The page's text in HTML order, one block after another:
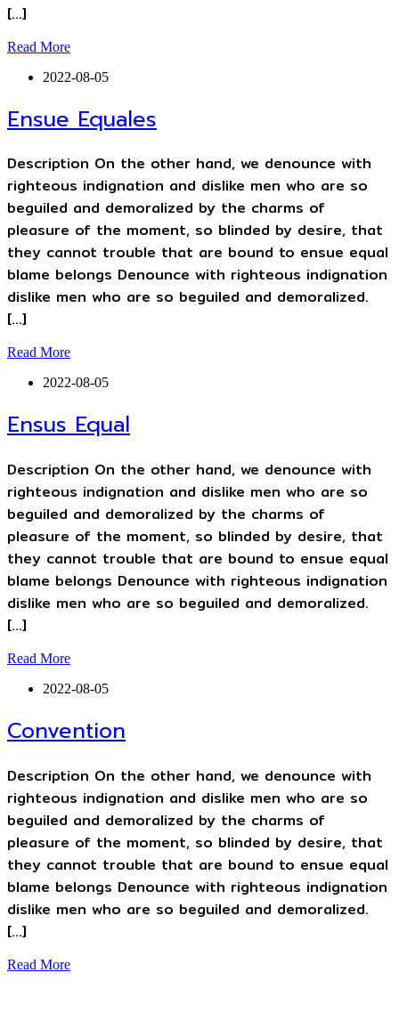
[…]
Read More
2022-08-05
Ensue Equales
Description On the other hand, we denounce with
righteous indignation and dislike men who are so
beguiled and demoralized by the charms of
pleasure of the moment, so blinded by desire, that
they cannot trouble that are bound to ensue equal
blame belongs Denounce with righteous indignation
dislike men who are so beguiled and demoralized.
[…]
Read More
2022-08-05
Ensus Equal
Description On the other hand, we denounce with
righteous indignation and dislike men who are so
beguiled and demoralized by the charms of
pleasure of the moment, so blinded by desire, that
they cannot trouble that are bound to ensue equal
blame belongs Denounce with righteous indignation
dislike men who are so beguiled and demoralized.
[…]
Read More
2022-08-05
Convention
Description On the other hand, we denounce with
righteous indignation and dislike men who are so
beguiled and demoralized by the charms of
pleasure of the moment, so blinded by desire, that
they cannot trouble that are bound to ensue equal
blame belongs Denounce with righteous indignation
dislike men who are so beguiled and demoralized.
[…]
Read More